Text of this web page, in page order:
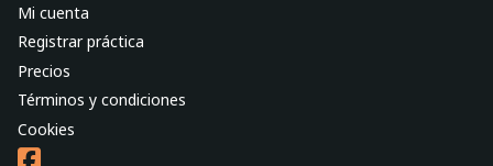
Mi cuenta
Registrar práctica
Precios
Términos y condiciones
Cookies